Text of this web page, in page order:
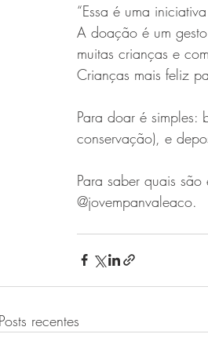
“Essa é uma
A doação é um
muitas crianças e
Crianças mais feliz
Para doar é simples:
conservação), e
Para saber quais
@jovempanvaleaco.
Posts recentes